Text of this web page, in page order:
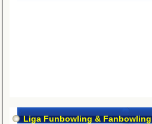
Liga Funbowling & Fanbowling